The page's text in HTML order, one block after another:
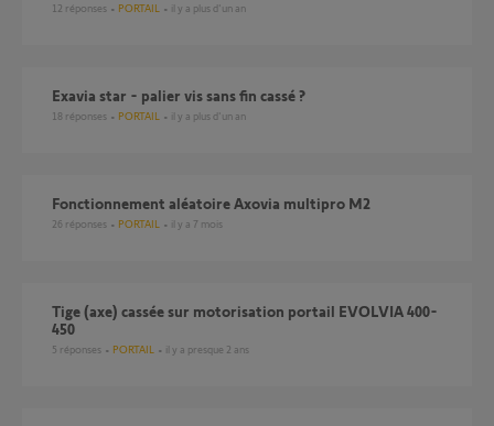
12 réponses PORTAIL il y a plus d'un an
exavia star - palier vis sans fin cassé ?
18 réponses PORTAIL il y a plus d'un an
fonctionnement aléatoire Axovia multipro M2
26 réponses PORTAIL il y a 7 mois
Tige (axe) cassée sur motorisation portail EVOLVIA 400-
450
5 réponses PORTAIL il y a presque 2 ans